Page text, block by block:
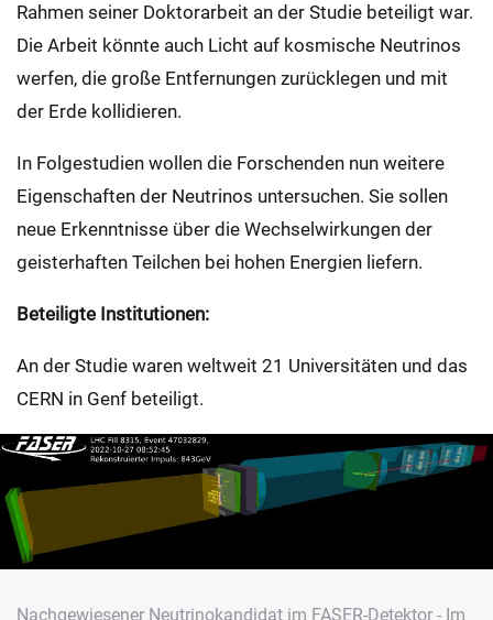
Rahmen seiner Doktorarbeit an der Studie beteiligt war.
Die Arbeit könnte auch Licht auf kosmische Neutrinos
werfen, die große Entfernungen zurücklegen und mit
der Erde kollidieren.
In Folgestudien wollen die Forschenden nun weitere
Eigenschaften der Neutrinos untersuchen. Sie sollen
neue Erkenntnisse über die Wechselwirkungen der
geisterhaften Teilchen bei hohen Energien liefern.
Beteiligte Institutionen:
An der Studie waren weltweit 21 Universitäten und das
CERN in Genf beteiligt.
Nachgewiesener Neutrinokandidat im FASER-Detektor - Im